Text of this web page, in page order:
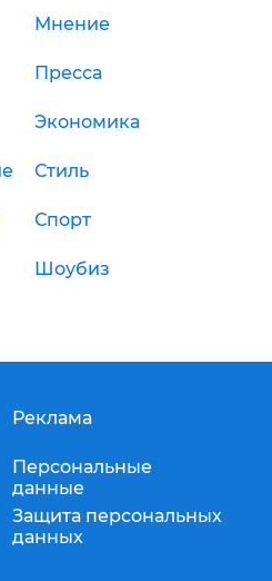
Мнение
Пресса
Экономика
Стиль
Спорт
Шоубиз
Реклама
Персональные
данные
Защита персональных
данных